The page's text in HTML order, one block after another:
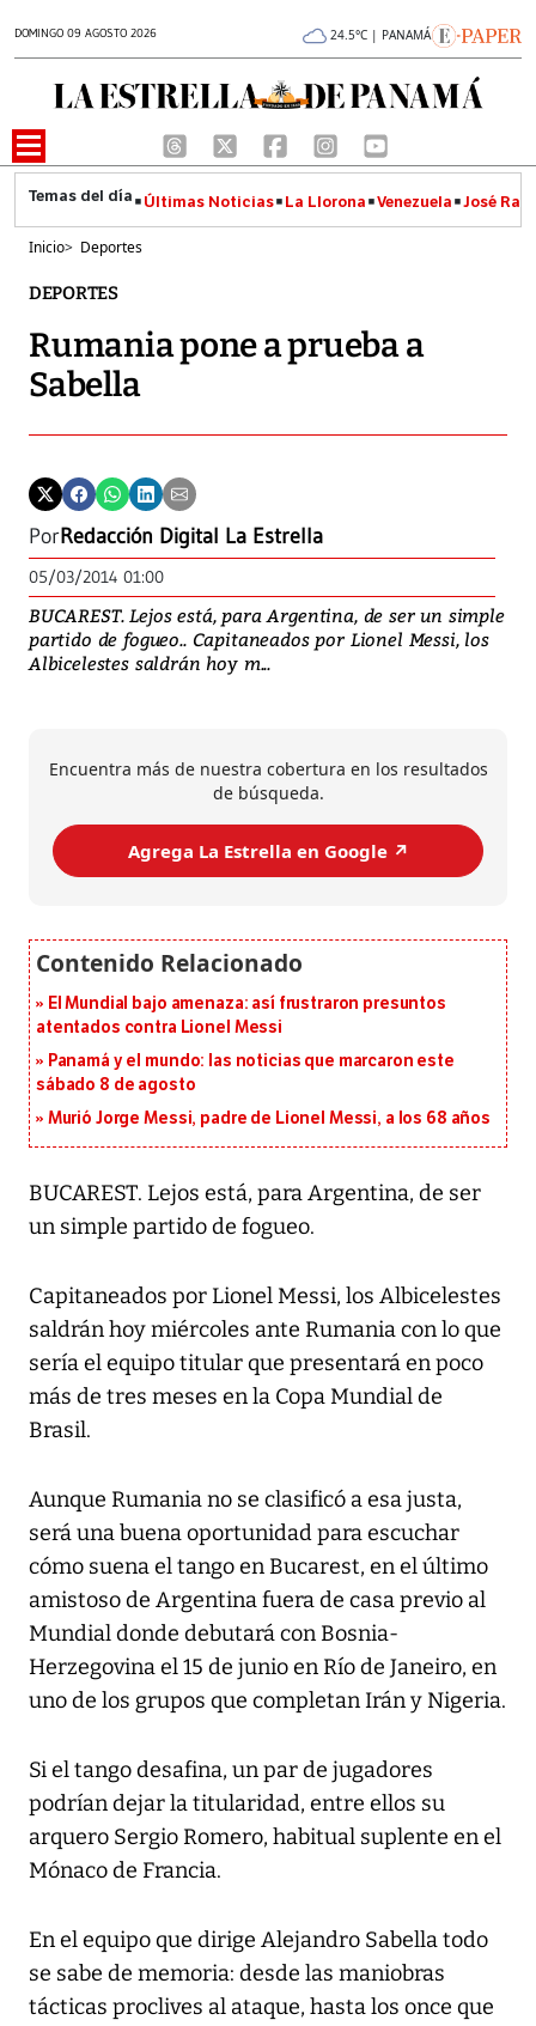
DOMINGO 09 AGOSTO 2026 24.5°C | PANAMÁ
Últimas Noticias La Llorona Venezuela José
Inicio> Deportes
DEPORTES
Rumania pone a prueba a
Sabella
PorRedacción Digital La Estrella
05/03/2014 01:00
BUCAREST. Lejos está, para Argentina, de ser un simple
partido de fogueo.. Capitaneados por Lionel Messi, los
Albicelestes saldrán hoy m...
Encuentra más de nuestra cobertura en los resultados
de búsqueda.
Agrega La Estrella en Google ↗️
El Mundial bajo amenaza: así frustraron presuntos
atentados contra Lionel Messi
Panamá y el mundo: las noticias que marcaron este
sábado 8 de agosto
Murió Jorge Messi, padre de Lionel Messi, a los 68 años
BUCAREST. Lejos está, para Argentina, de ser
un simple partido de fogueo.
Capitaneados por Lionel Messi, los Albicelestes
saldrán hoy miércoles ante Rumania con lo que
sería el equipo titular que presentará en poco
más de tres meses en la Copa Mundial de
Brasil.
Aunque Rumania no se clasificó a esa justa,
será una buena oportunidad para escuchar
cómo suena el tango en Bucarest, en el último
amistoso de Argentina fuera de casa previo al
Mundial donde debutará con Bosnia-
Herzegovina el 15 de junio en Río de Janeiro, en
uno de los grupos que completan Irán y Nigeria.
Si el tango desafina, un par de jugadores
podrían dejar la titularidad, entre ellos su
arquero Sergio Romero, habitual suplente en el
Mónaco de Francia.
En el equipo que dirige Alejandro Sabella todo
se sabe de memoria: desde las maniobras
tácticas proclives al ataque, hasta los once que